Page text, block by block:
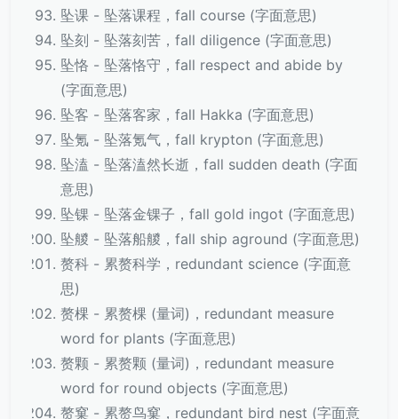
坠课 - 坠落课程，fall course (字面意思)
坠刻 - 坠落刻苦，fall diligence (字面意思)
坠恪 - 坠落恪守，fall respect and abide by
(字面意思)
坠客 - 坠落客家，fall Hakka (字面意思)
坠氪 - 坠落氪气，fall krypton (字面意思)
坠溘 - 坠落溘然长逝，fall sudden death (字面
意思)
坠锞 - 坠落金锞子，fall gold ingot (字面意思)
坠艐 - 坠落船艐，fall ship aground (字面意思)
赘科 - 累赘科学，redundant science (字面意
思)
赘棵 - 累赘棵 (量词)，redundant measure
word for plants (字面意思)
赘颗 - 累赘颗 (量词)，redundant measure
word for round objects (字面意思)
赘窠 - 累赘鸟窠，redundant bird nest (字面意